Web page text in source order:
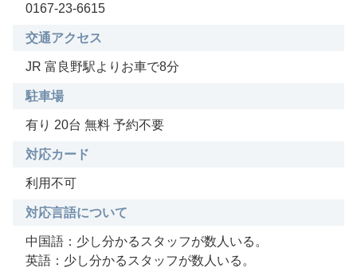
0167-23-6615
交通アクセス
JR 富良野駅よりお車で8分
駐車場
有り 20台 無料 予約不要
対応カード
利用不可
対応言語について
中国語：少し分かるスタッフが数人いる。
英語：少し分かるスタッフが数人いる。